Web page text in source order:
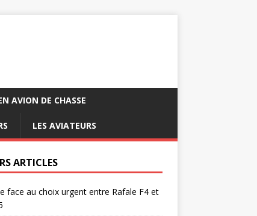
AVION DE CHASSE
LES AVIATEURS
ARTICLES
face au choix urgent entre Rafale F4 et